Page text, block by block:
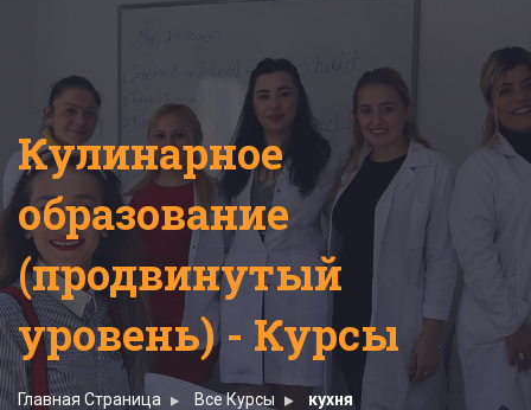
Кулинарное
образование
(продвинутый
уровень) - Курсы
Главная Страница Все Курсы
кухня